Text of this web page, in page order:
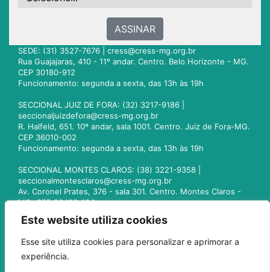
Este website utiliza cookies
Esse site utiliza cookies para personalizar e aprimorar a
experiência.
ASSINAR
SEDE: (31) 3527-7676 | cress@cress-mg.org.br
Rua Guajajaras, 410 - 11º andar. Centro. Belo Horizonte - MG.
CEP 30180-912
Funcionamento: segunda a sexta, das 13h às 19h
SECCIONAL JUIZ DE FORA: (32) 3217-9186 |
seccionaljuizdefora@cress-mg.org.br
R. Halfeld, 651. 10º andar, sala 1001. Centro. Juiz de Fora-MG.
CEP 36010-002
Funcionamento: segunda a sexta, das 13h às 19h
SECCIONAL MONTES CLAROS: (38) 3221-9358 |
seccionalmontesclaros@cress-mg.org.br
Av. Coronel Prates, 376 - sala 301. Centro. Montes Claros -
MG. CEP 39400-104
seccionaluberlandia@cress-mg.org.br
Av. Afonso Pena, 547 - sala 101. Uberlândia - MG. CEP